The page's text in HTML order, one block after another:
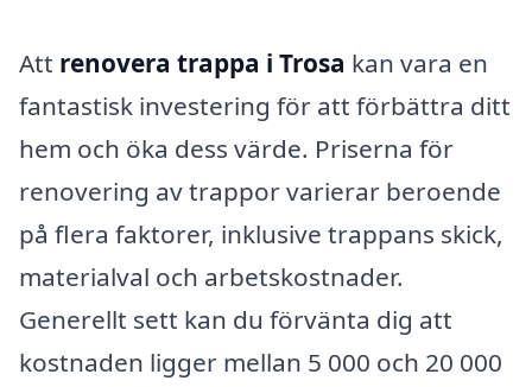
Att renovera trappa i Trosa kan vara en
fantastisk investering för att förbättra ditt
hem och öka dess värde. Priserna för
renovering av trappor varierar beroende
på flera faktorer, inklusive trappans skick,
materialval och arbetskostnader.
Generellt sett kan du förvänta dig att
kostnaden ligger mellan 5 000 och 20 000